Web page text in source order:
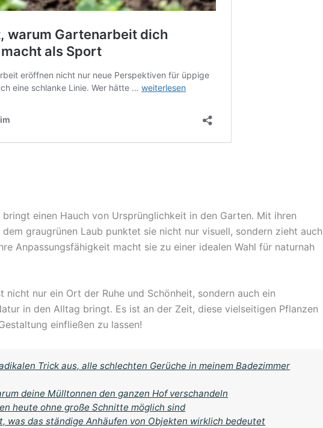
einen Hauch von Ursprünglichkeit in den Garten. Mit ihren
graugrünen Laub punktet sie nicht nur visuell, sondern zieht auch
Anpassungsfähigkeit macht sie zu einer idealen Wahl für naturnah
nicht nur ein Ort der Ruhe und Schönheit, sondern auch ein
in den Alltag bringt. Es ist an der Zeit, diese vielseitigen Pflanzen
einfließen zu lassen!
Trick aus, alle schlechten Gerüche in meinem Badezimmer
deine Mülltonnen den ganzen Hof verschandeln
heute ohne große Schnitte möglich sind
was das ständige Anhäufen von Objekten wirklich bedeutet